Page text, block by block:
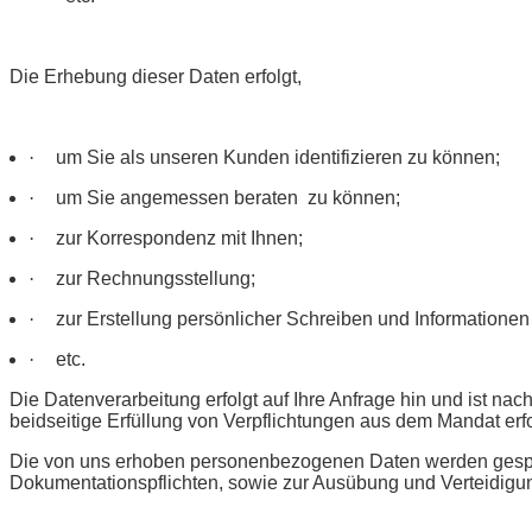
Die Erhebung dieser Daten erfolgt,
·
um Sie als unseren Kunden identifizieren zu können;
·
um Sie angemessen beraten zu können;
·
zur Korrespondenz mit Ihnen;
·
zur Rechnungsstellung;
·
zur Erstellung persönlicher Schreiben und Informationen
·
etc.
Die Datenverarbeitung erfolgt auf Ihre Anfrage hin und ist
beidseitige Erfüllung von Verpflichtungen aus dem Mandat
Die von uns erhoben personenbezogenen Daten werden
Dokumentationspflichten, sowie zur Ausübung und